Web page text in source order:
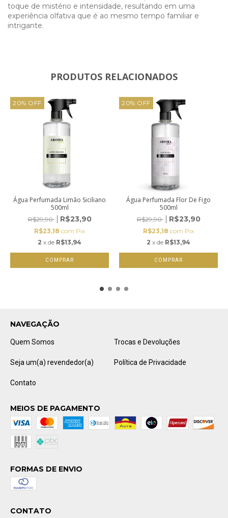
toque de mistério e intensidade, resultando em uma
experiência olfativa que é ao mesmo tempo familiar e
intrigante.
PRODUTOS RELACIONADOS
20% OFF
Água Perfumada Limão Siciliano
500ml
R$29,90 R$23,90
R$23,18 com Pix
2 x de R$13,94
20% OFF
Água Perfumada Flor De Figo
500ml
R$29,90 R$23,90
R$23,18 com Pix
2 x de R$13,94
NAVEGAÇÃO
Quem Somos Trocas e Devoluções
Seja um(a) revendedor(a) Política de Privacidade
Contato
MEIOS DE PAGAMENTO
FORMAS DE ENVIO
CONTATO